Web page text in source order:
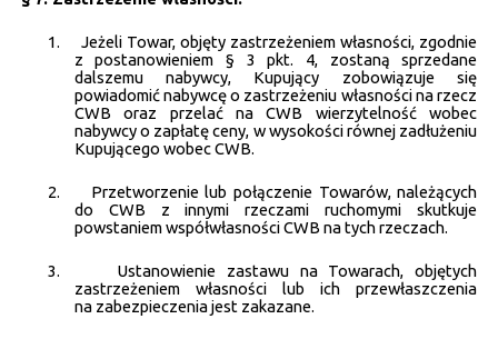
1.
Jeżeli Towar, objęty zastrzeżeniem własności, zgodnie
z postanowieniem § 3 pkt. 4, zostaną sprzedane
dalszemu nabywcy, Kupujący zobowiązuje się
powiadomić nabywcę o zastrzeżeniu własności na rzecz
CWB oraz przelać na CWB wierzytelność wobec
nabywcy o zapłatę ceny, w wysokości równej zadłużeniu
Kupującego wobec CWB.
2.
Przetworzenie lub połączenie Towarów, należących
do CWB z innymi rzeczami ruchomymi skutkuje
powstaniem współwłasności CWB na tych rzeczach.
3.
Ustanowienie zastawu na Towarach, objętych
zastrzeżeniem własności lub ich przewłaszczenia
na zabezpieczenia jest zakazane.